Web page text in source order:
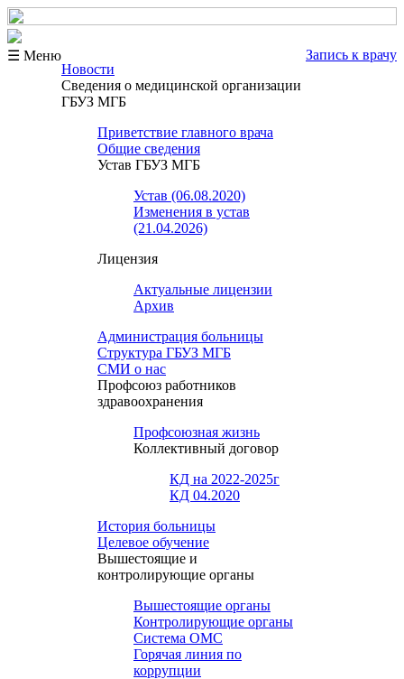
☰ Меню
Запись к врачу
Новости
Сведения о медицинской организации
ГБУЗ МГБ
Приветствие главного врача
Общие сведения
Устав ГБУЗ МГБ
Устав (06.08.2020)
Изменения в устав
(21.04.2026)
Лицензия
Актуальные лицензии
Архив
Администрация больницы
Структура ГБУЗ МГБ
СМИ о нас
Профсоюз работников
здравоохранения
Профсоюзная жизнь
Коллективный договор
КД на 2022-2025г
КД 04.2020
История больницы
Целевое обучение
Вышестоящие и
контролирующие органы
Вышестоящие органы
Контролирующие органы
Система ОМС
Горячая линия по
коррупции